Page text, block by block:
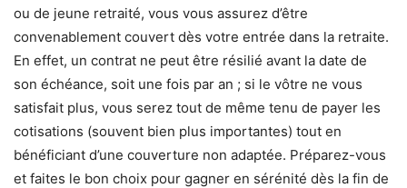
ou de jeune retraité, vous vous assurez d’être
convenablement couvert dès votre entrée dans la retraite.
En effet, un contrat ne peut être résilié avant la date de
son échéance, soit une fois par an ; si le vôtre ne vous
satisfait plus, vous serez tout de même tenu de payer les
cotisations (souvent bien plus importantes) tout en
bénéficiant d’une couverture non adaptée. Préparez-vous
et faites le bon choix pour gagner en sérénité dès la fin de